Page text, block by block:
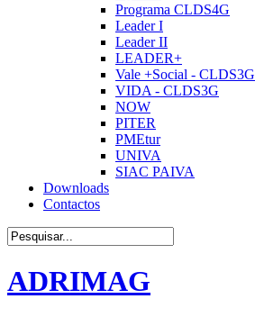
Programa CLDS4G
Leader I
Leader II
LEADER+
Vale +Social - CLDS3G
VIDA - CLDS3G
NOW
PITER
PMEtur
UNIVA
SIAC PAIVA
Downloads
Contactos
ADRIMAG